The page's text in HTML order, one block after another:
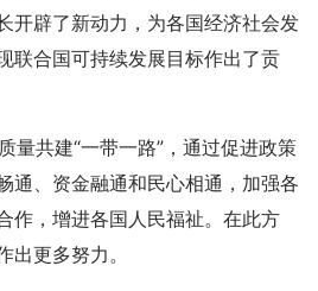
开辟了新动力，为各国经济社会发
联合国可持续发展目标作出了贡
量共建“一带一路”，通过促进政策
通、资金融通和民心相通，加强各
作，增进各国人民福祉。在此方
出更多努力。